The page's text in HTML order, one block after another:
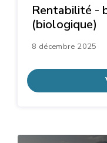
Rentabilité -
(biologique)
8 décembre 2025